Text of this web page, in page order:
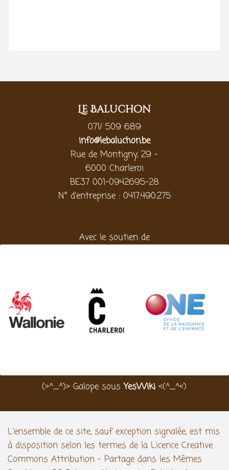
Le Baluchon
071/ 509 689
info@lebaluchon.be
Rue de Montigny, 29 -
6000 Charleroi
BE37 001-0942695-28
N° d'entreprise : 0417.490.275
Avec le soutien de
(>^_^)> Galope sousYesWiki <(^_^<)
L'ensemble de ce site, sauf exception signalée, est mis
à disposition selon les termes de la Licence Creative
Commons Attribution - Partage dans les Mêmes